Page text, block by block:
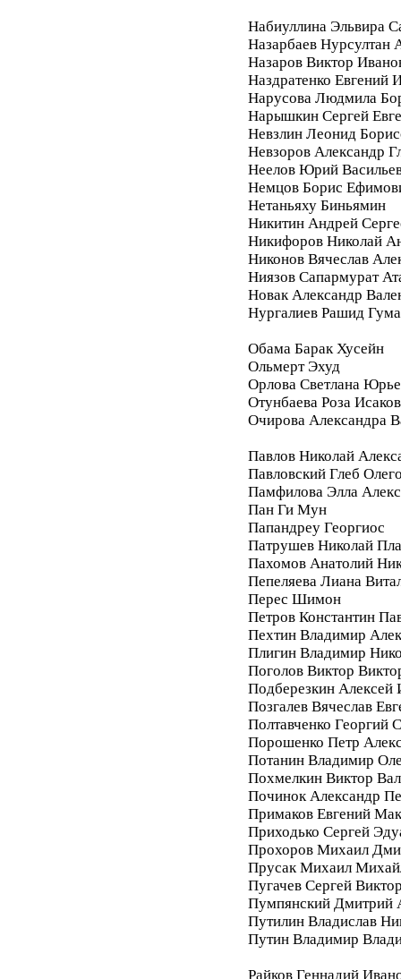
Набиуллина Эльвира
Назарбаев Нурсултан
Назаров Виктор
Наздратенко Евгений
Нарусова Людмила
Нарышкин Сергей
Невзлин Леонид
Невзоров Александр
Неелов Юрий
Немцов Борис
Нетаньяху Биньямин
Никитин Андрей
Никифоров Николай
Никонов Вячеслав
Ниязов Сапармурат
Новак Александр
Нургалиев Рашид
Обама Барак Хусейн
Ольмерт Эхуд
Орлова Светлана
Отунбаева Роза
Очирова Александра
Павлов Николай
Павловский Глеб
Памфилова Элла
Пан Ги Мун
Папандреу Георгиос
Патрушев Николай
Пахомов Анатолий
Пепеляева Лиана
Перес Шимон
Петров Константин
Пехтин Владимир
Плигин Владимир
Поголов Виктор
Подберезкин Алексей
Позгалев Вячеслав
Полтавченко Георгий
Порошенко Петр
Потанин Владимир
Похмелкин Виктор
Починок Александр
Примаков Евгений
Приходько Сергей
Прохоров Михаил
Прусак Михаил
Пугачев Сергей
Пумпянский Дмитрий
Путилин Владислав
Путин Владимир
Райков Геннадий